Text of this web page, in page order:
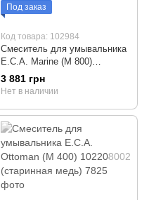
Под заказ
Код товара: 102984
Смеситель для умывальника
E.C.A. Marine (М 800)
102108907 (хром)
3 881 грн
Нет в наличии